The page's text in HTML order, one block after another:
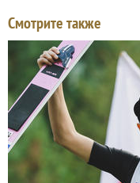
Смотрите также